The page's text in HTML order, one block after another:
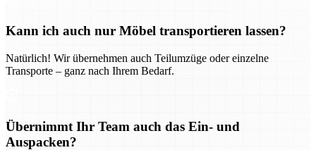
Kann ich auch nur Möbel transportieren lassen?
Natürlich! Wir übernehmen auch Teilumzüge oder einzelne
Transporte – ganz nach Ihrem Bedarf.
Übernimmt Ihr Team auch das Ein- und
Auspacken?